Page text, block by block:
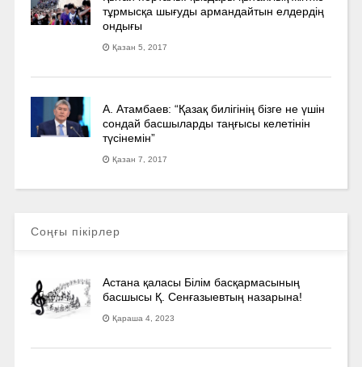
тұрмысқа шығуды армандайтын елдердің
ондығы
Қазан 5, 2017
А. Атамбаев: “Қазақ билігінің бізге не үшін
сондай басшыларды таңғысы келетінін
түсінемін”
Қазан 7, 2017
Соңғы пікірлер
Астана қаласы Білім басқармасының
басшысы Қ. Сенғазыевтың назарына!
Қараша 4, 2023